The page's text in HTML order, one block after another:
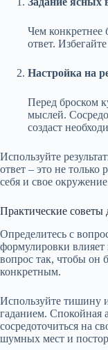
Чем конкретнее
ответ.
Настройка на
Перед броском
мыслей.
создаст
Используйте
ответ – это не только
себя и свое
Практические советы
Определитесь с
формулировки влияет
вопрос так, чтобы он
конкретным.
Используйте тишину
гаданием. Спокойная
сосредоточиться на
шумных мест и